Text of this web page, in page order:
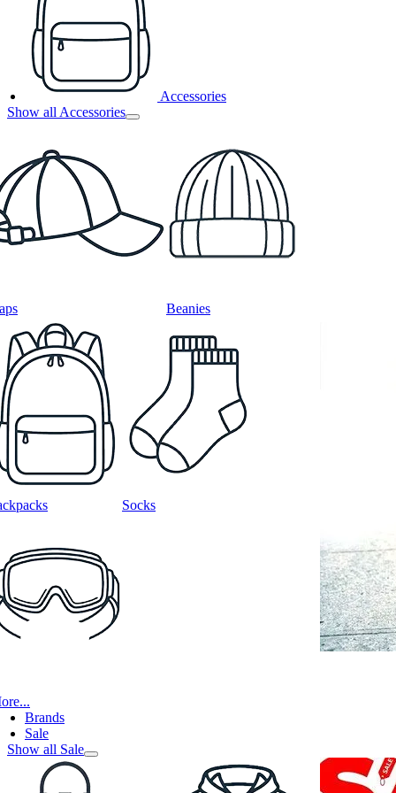
Accessories
Show all Accessories
Beanies
Socks
Brands
Sale
Show all Sale